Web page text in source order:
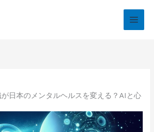
日本のメンタルヘルスを変える？AIと心